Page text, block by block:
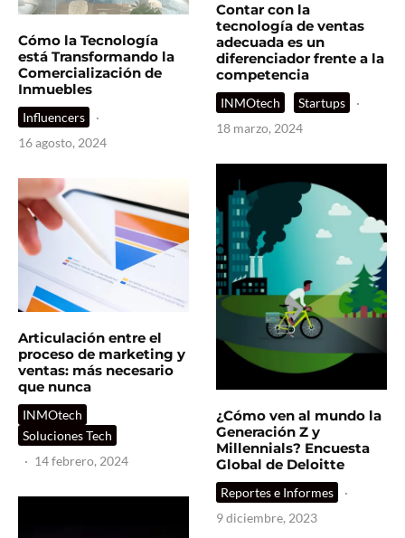
Cómo la Tecnología
está Transformando la
Comercialización de
Inmuebles
Influencers
·
16 agosto, 2024
Articulación entre el
proceso de marketing y
ventas: más necesario
que nunca
INMOtech
Soluciones Tech
· 14 febrero, 2024
Contar con la
tecnología de ventas
adecuada es un
diferenciador frente a la
competencia
INMOtech Startups
·
18 marzo, 2024
¿Cómo ven al mundo la
Generación Z y
Millennials? Encuesta
Global de Deloitte
Reportes e Informes
·
9 diciembre, 2023